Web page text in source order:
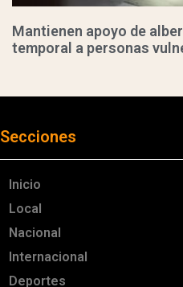
Mantienen apoyo de
temporal a personas
Secciones
Inicio
Local
Nacional
Internacional
Deportes